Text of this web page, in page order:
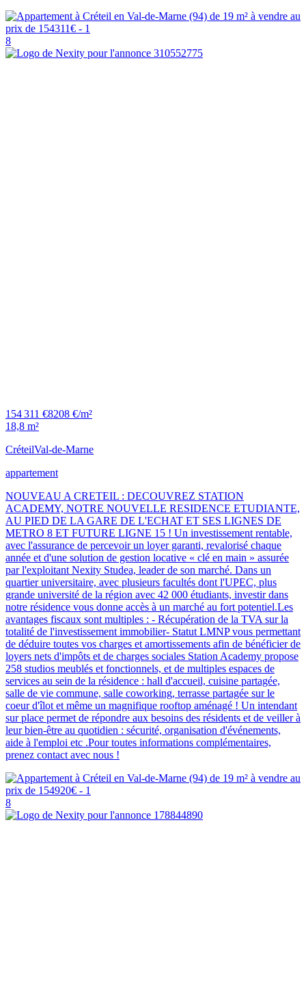
8
154 311 €8208 €/m²
18,8 m²
CréteilVal-de-Marne
appartement
NOUVEAU A CRETEIL : DECOUVREZ STATION
ACADEMY, NOTRE NOUVELLE RESIDENCE ETUDIANTE,
AU PIED DE LA GARE DE L'ECHAT ET SES LIGNES DE
METRO 8 ET FUTURE LIGNE 15 ! Un investissement rentable,
avec l'assurance de percevoir un loyer garanti, revalorisé chaque
année et d'une solution de gestion locative « clé en main » assurée
par l'exploitant Nexity Studea, leader de son marché. Dans un
quartier universitaire, avec plusieurs facultés dont l'UPEC, plus
grande université de la région avec 42 000 étudiants, investir dans
notre résidence vous donne accès à un marché au fort potentiel.Les
avantages fiscaux sont multiples : - Récupération de la TVA sur la
totalité de l'investissement immobilier- Statut LMNP vous permettant
de déduire toutes vos charges et amortissements afin de bénéficier de
loyers nets d'impôts et de charges sociales Station Academy propose
258 studios meublés et fonctionnels, et de multiples espaces de
services au sein de la résidence : hall d'accueil, cuisine partagée,
salle de vie commune, salle coworking, terrasse partagée sur le
coeur d'îlot et même un magnifique rooftop aménagé ! Un intendant
sur place permet de répondre aux besoins des résidents et de veiller à
leur bien-être au quotidien : sécurité, organisation d'événements,
aide à l'emploi etc .Pour toutes informations complémentaires,
prenez contact avec nous !
8